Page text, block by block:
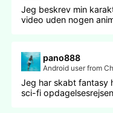
Jeg beskrev min
video uden nogen
pano888
Android user from
Jeg har skabt fantasy
sci-fi